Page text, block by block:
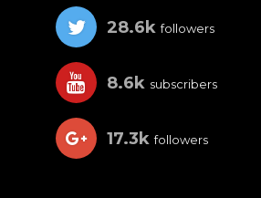
28.6k followers
8.6k subscribers
17.3k followers